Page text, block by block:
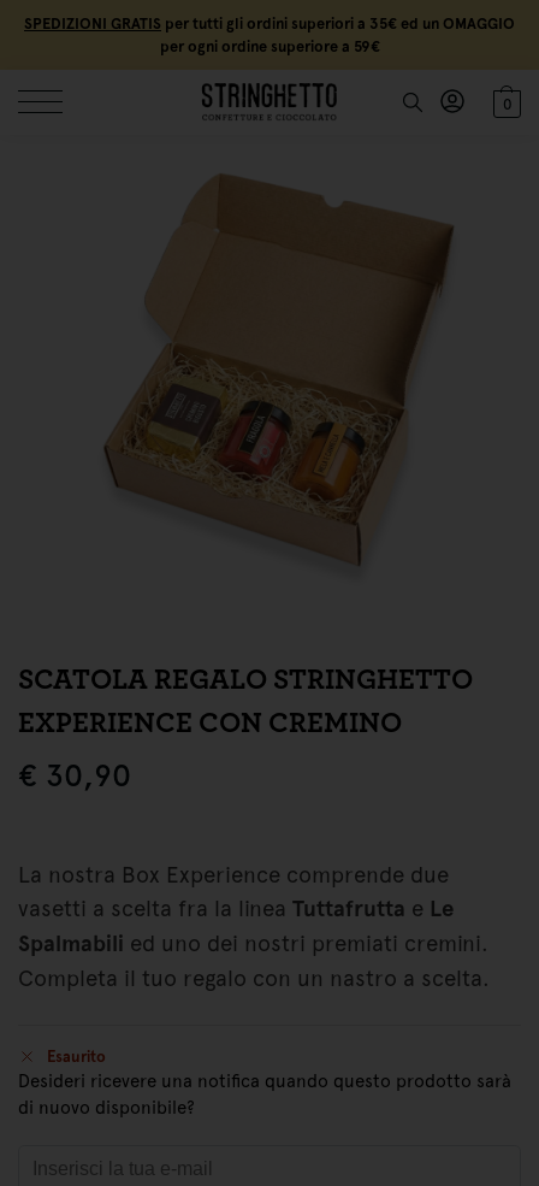
SPEDIZIONI GRATIS per tutti gli ordini superiori a 35€ ed un OMAGGIO
per ogni ordine superiore a 59€
0
SCATOLA REGALO STRINGHETTO
EXPERIENCE CON CREMINO
€ 30,90
La nostra Box Experience comprende due
vasetti a scelta fra la linea Tuttafrutta e Le
Spalmabili ed uno dei nostri premiati cremini.
Completa il tuo regalo con un nastro a scelta.
Esaurito
Desideri ricevere una notifica quando questo prodotto sarà
di nuovo disponibile?